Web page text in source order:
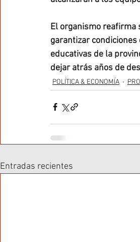
El organismo reafirma
garantizar
educativas de la
dejar atrás años de
POLÍTICA & ECONOMÍA
Entradas recientes